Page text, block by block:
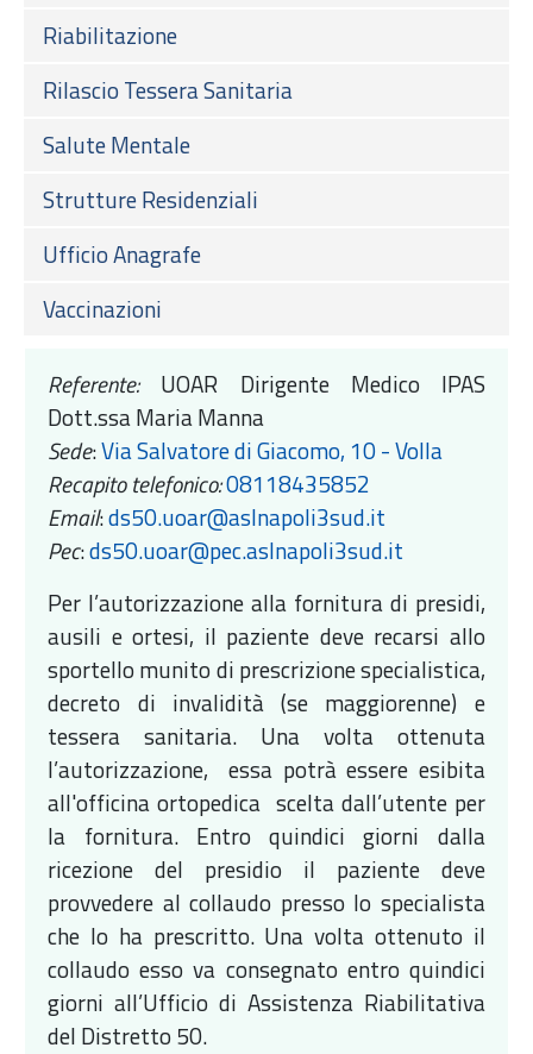
Riabilitazione
Rilascio Tessera Sanitaria
Salute Mentale
Strutture Residenziali
Ufficio Anagrafe
Vaccinazioni
Referente:UOAR Dirigente Medico IPAS
Dott.ssa Maria Manna
Sede:Via Salvatore di Giacomo, 10 - Volla
Recapito telefonico:08118435852
Email:ds50.uoar@aslnapoli3sud.it
Pec:ds50.uoar@pec.aslnapoli3sud.it
Per l’autorizzazione alla fornitura di presidi,
ausili e ortesi, il paziente deve recarsi allo
sportello munito di prescrizione specialistica,
decreto di invalidità (se maggiorenne) e
tessera sanitaria. Una volta ottenuta
l’autorizzazione, essa potrà essere esibita
all'officina ortopedica scelta dall’utente per
la fornitura. Entro quindici giorni dalla
ricezione del presidio il paziente deve
provvedere al collaudo presso lo specialista
che lo ha prescritto. Una volta ottenuto il
collaudo esso va consegnato entro quindici
giorni all’Ufficio di Assistenza Riabilitativa
del Distretto 50.